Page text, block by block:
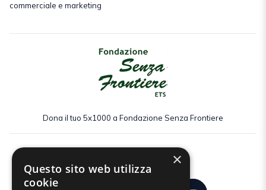
commerciale e marketing
Dona il tuo 5x1000 a Fondazione Senza Frontiere
×
Questo sito web utilizza
cookie